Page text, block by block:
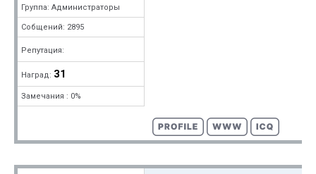
Группа: Администраторы
Собщений: 2895
Репутация:
Наград: 31
Замечания : 0%